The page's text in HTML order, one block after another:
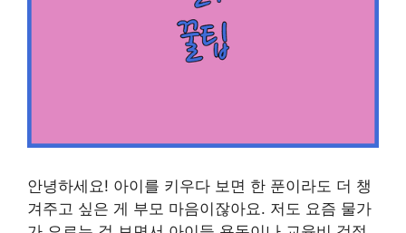
안녕하세요! 아이를 키우다 보면 한 푼이라도 더 챙
겨주고 싶은 게 부모 마음이잖아요. 저도 요즘 물가